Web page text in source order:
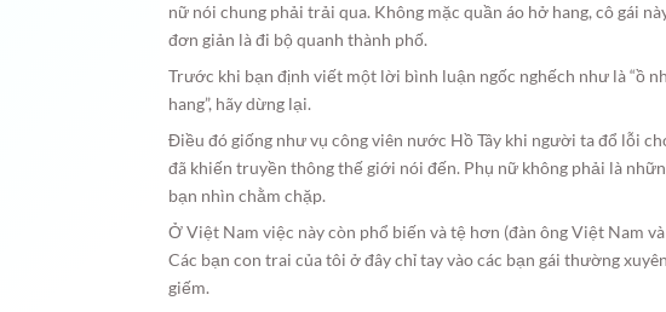
nữ nói chung phải trải qua. Không mặc quần áo hở hang, cô gái
đơn giản là đi bộ quanh thành phố.
Trước khi bạn định viết một lời bình luận ngốc nghếch như là “ồ
hang”, hãy dừng lại.
Điều đó giống như vụ công viên nước Hồ Tây khi người ta đổ lỗi
đã khiến truyền thông thế giới nói đến. Phụ nữ không phải là
bạn nhìn chằm chặp.
Ở Việt Nam việc này còn phổ biến và tệ hơn (đàn ông Việt Nam
Các bạn con trai của tôi ở đây chỉ tay vào các bạn gái thường
giếm.